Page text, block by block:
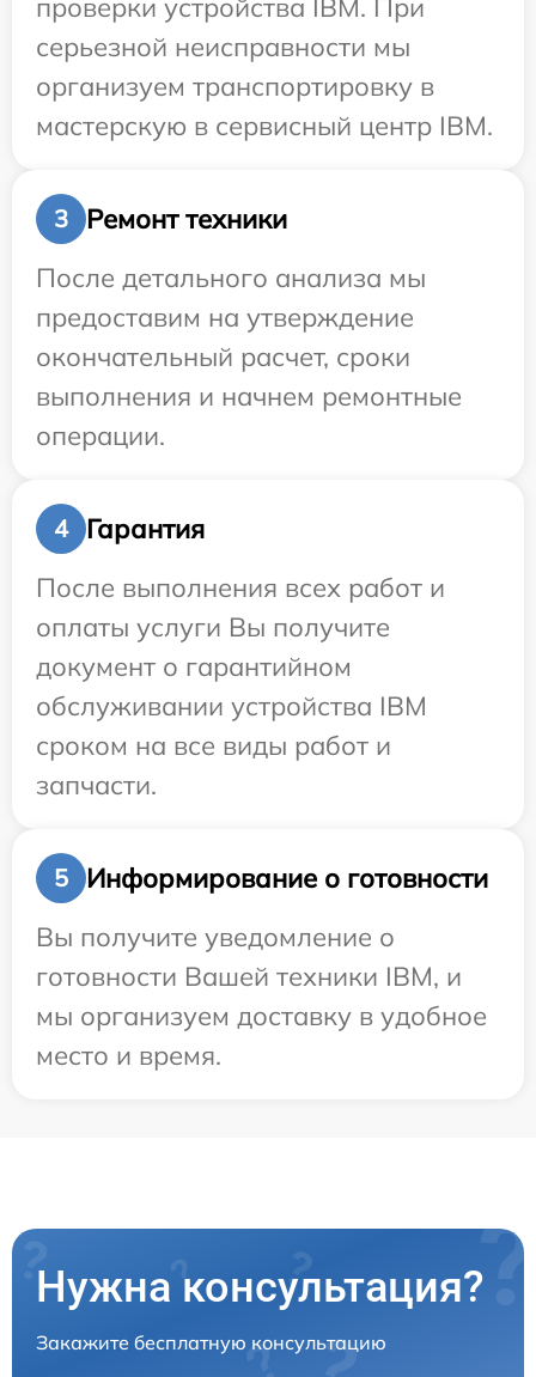
проверки устройства IBM. При
серьезной неисправности мы
организуем транспортировку в
мастерскую в сервисный центр IBM.
3
Ремонт техники
После детального анализа мы
предоставим на утверждение
окончательный расчет, сроки
выполнения и начнем ремонтные
операции.
4
Гарантия
После выполнения всех работ и
оплаты услуги Вы получите
документ о гарантийном
обслуживании устройства IBM
сроком на все виды работ и
запчасти.
5
Информирование о готовности
Вы получите уведомление о
готовности Вашей техники IBM, и
мы организуем доставку в удобное
место и время.
Нужна консультация?
Закажите бесплатную консультацию